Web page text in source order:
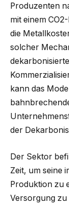
Produzenten
mit einem
die
solcher
kann das
der
Der Sektor
Zeit, um seine
Produktion zu
Versorgung